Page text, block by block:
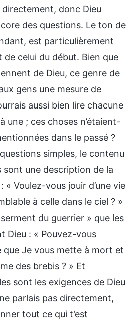
donc Dieu
des questions. Le ton de
est particulièrement
celui du début. Bien que
de Dieu, ce genre de
gens une mesure de
aussi bien lire chacune
une ; ces choses n’étaient-
dans le passé ?
simples, le contenu
sont une description de la
« Voulez-vous jouir d’une vie
à celle dans le ciel ? »
du guerrier » que les
Dieu : « Pouvez-vous
Je vous mette à mort et
des brebis ? » Et
sont les exigences de Dieu
parlais pas directement,
tout ce qui t’est